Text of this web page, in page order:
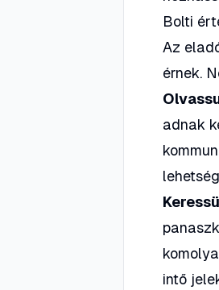
Bolti
Az
érnek.
adnak
intő